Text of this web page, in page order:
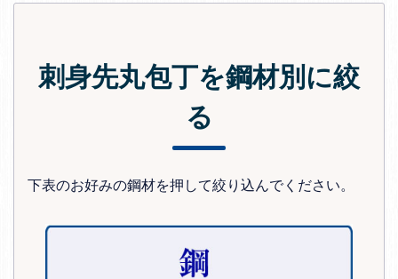
刺身先丸包丁を鋼材別に絞
る
下表のお好みの鋼材を押して絞り込んでください。